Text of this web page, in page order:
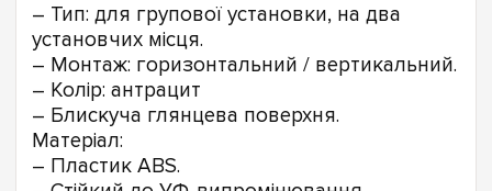
– Тип: для групової установки, на два
установчих місця.
– Монтаж: горизонтальний / вертикальний.
– Колір: антрацит
– Блискуча глянцева поверхня.
Матеріал:
– Пластик ABS.